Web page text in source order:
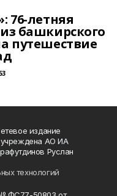
76-летняя
башкирского
путешествие
издание
учреждена АО ИА
Руслан
технологий